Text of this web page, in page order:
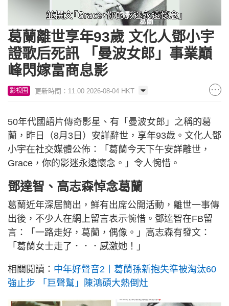
Unmute Loaded:
50.93%
葛蘭離世享年93歲 文化人鄧小宇
證歌后死訊 「曼波女郎」事業巔
峰閃嫁富商息影
影視圈 更新時間：11:00 2026-08-04 HKT
50年代國語片傳奇影星、有「曼波女郎」之稱的葛
蘭，昨日（8月3日）安詳辭世，享年93歲。文化人鄧
小宇在社交媒體公佈：「葛蘭今天下午安詳離世，
Grace，你的影迷永遠懷念。」令人惋惜。
鄧達智、高志森悼念葛蘭
葛蘭近年深居簡出，鮮有出席公開活動，離世一事傳
出後，不少人在網上留言表示惋惜。鄧達智在FB留
言：「一路走好，葛蘭，偶像。」高志森有發文：
「葛蘭女士走了．．．感激她！」
相關閱讀： 中年好聲音2丨葛蘭孫新抱失準被淘汰60
強止步 「巨聲幫」陳鴻碩大熱倒灶